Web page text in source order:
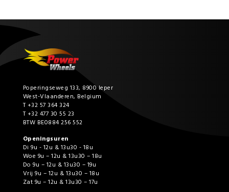
Poperingseweg 133, 8900 Ieper
West-Vlaanderen, Belgium
T +32 57 364 324
T +32 477 30 55 23
BTW BE0884 256 552
Openingsuren
Di 9u - 12u & 13u30 - 18u
Woe 9u – 12u & 13u30 – 18u
Do 9u – 12u & 13u30 – 19u
Vrij 9u – 12u & 13u30 – 18u
Zat 9u – 12u & 13u30 – 17u